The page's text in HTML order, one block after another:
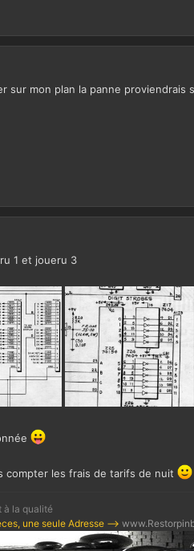
sur mon plan la panne
1 et joueru 3
compter les frais de tarifs de nuit
à la qualité
une seule Adresse -->